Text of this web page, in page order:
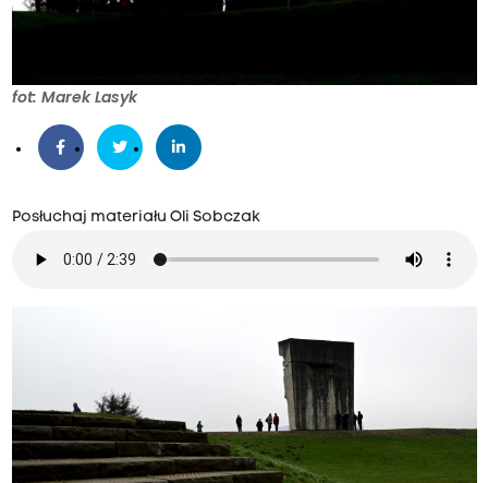
fot: Marek Lasyk
Posłuchaj materiału Oli Sobczak